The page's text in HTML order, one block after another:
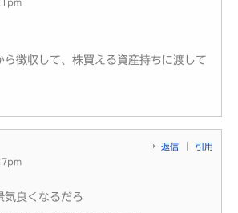
ら徴収して、株買える資産持ちに渡して
返信 引用
気良くなるだろ